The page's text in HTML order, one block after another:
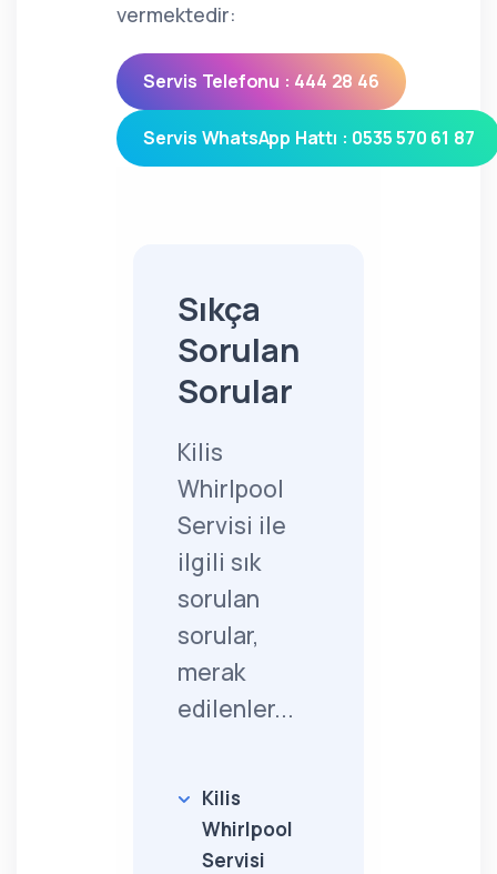
vermektedir:
Servis Telefonu : 444 28 46
Servis WhatsApp Hattı : 0535 570 61 87
Sıkça
Sorulan
Sorular
Kilis
Whirlpool
Servisi ile
ilgili sık
sorulan
sorular,
merak
edilenler...
Kilis
Whirlpool
Servisi